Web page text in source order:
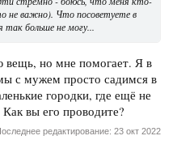
не важно). Что посоветуете в
больше не могу...
вещь, но мне помогает. Я в
с мужем просто садимся в
городки, где ещё не
вы его проводите?
редактирование: 23 окт 2022